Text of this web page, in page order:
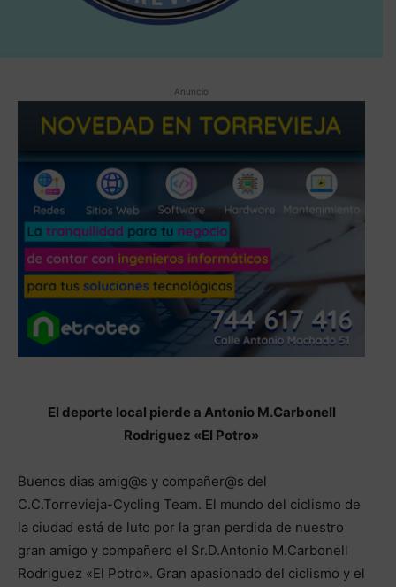
Anuncio
El deporte local pierde a Antonio M.Carbonell
Rodriguez «El Potro»
Buenos dias amig@s y compañer@s del
C.C.Torrevieja-Cycling Team. El mundo del ciclismo de
la ciudad está de luto por la gran perdida de nuestro
gran amigo y compañero el Sr.D.Antonio M.Carbonell
Rodriguez «El Potro». Gran apasionado del ciclismo y el